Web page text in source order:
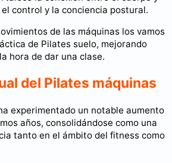
control y la conciencia postural.
de las máquinas los vamos
de Pilates suelo, mejorando
hora de dar una clase.
del Pilates máquinas
experimentado un notable aumento
años, consolidándose como una
tanto en el ámbito del fitness como